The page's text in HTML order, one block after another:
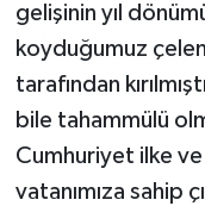
gelişinin yıl
koyduğumuz
tarafından
bile tahammülü
Cumhuriyet ilke ve
vatanımıza sahip